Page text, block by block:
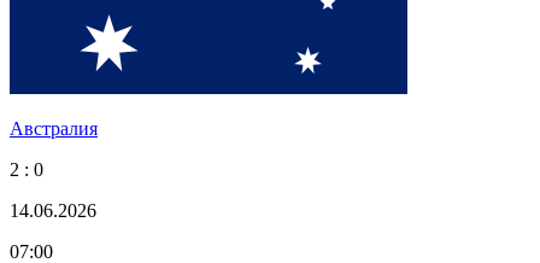
Австралия
2 : 0
14.06.2026
07:00